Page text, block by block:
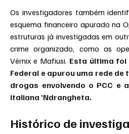
Os investigadores também
esquema financeiro apurado na
estruturas já investigadas em
crime organizado, como as
Vérnix e Mafiusi. Esta última foi
Federal e apurou uma rede
drogas envolvendo o PCC e
italiana ’Ndrangheta.
Histórico de